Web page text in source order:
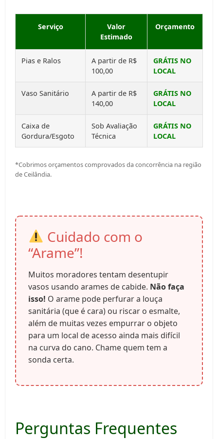
Serviço
Valor
Estimado
Orçamento
Pias e Ralos
A partir de R$
100,00
GRÁTIS NO
LOCAL
Vaso Sanitário
A partir de R$
140,00
GRÁTIS NO
LOCAL
Caixa de
Gordura/Esgoto
Sob Avaliação
Técnica
GRÁTIS NO
LOCAL
*Cobrimos orçamentos comprovados da concorrência na região
de Ceilândia.
Cuidado com o
“Arame”!
Muitos moradores tentam desentupir
vasos usando arames de cabide. Não faça
isso! O arame pode perfurar a louça
sanitária (que é cara) ou riscar o esmalte,
além de muitas vezes empurrar o objeto
para um local de acesso ainda mais difícil
na curva do cano. Chame quem tem a
sonda certa.
Perguntas Frequentes